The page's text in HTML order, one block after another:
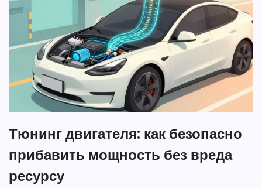
Тюнинг двигателя: как безопасно
прибавить мощность без вреда
ресурсу